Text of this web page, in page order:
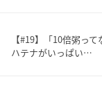
【#19】「10倍粥っ
ハテナがいっぱい…